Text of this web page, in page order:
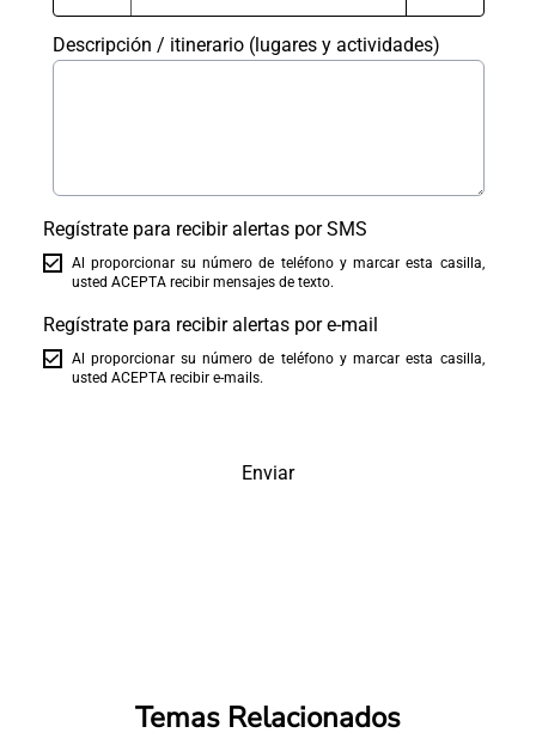
Descripción / itinerario (lugares y actividades)
Regístrate para recibir alertas por SMS
Al proporcionar su número de teléfono y marcar esta casilla,
usted ACEPTA recibir mensajes de texto.
Regístrate para recibir alertas por e-mail
Al proporcionar su número de teléfono y marcar esta casilla,
usted ACEPTA recibir e-mails.
Enviar
Temas Relacionados